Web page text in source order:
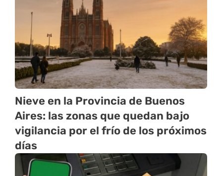
Nieve en la Provincia de Buenos
Aires: las zonas que quedan bajo
vigilancia por el frío de los próximos
días